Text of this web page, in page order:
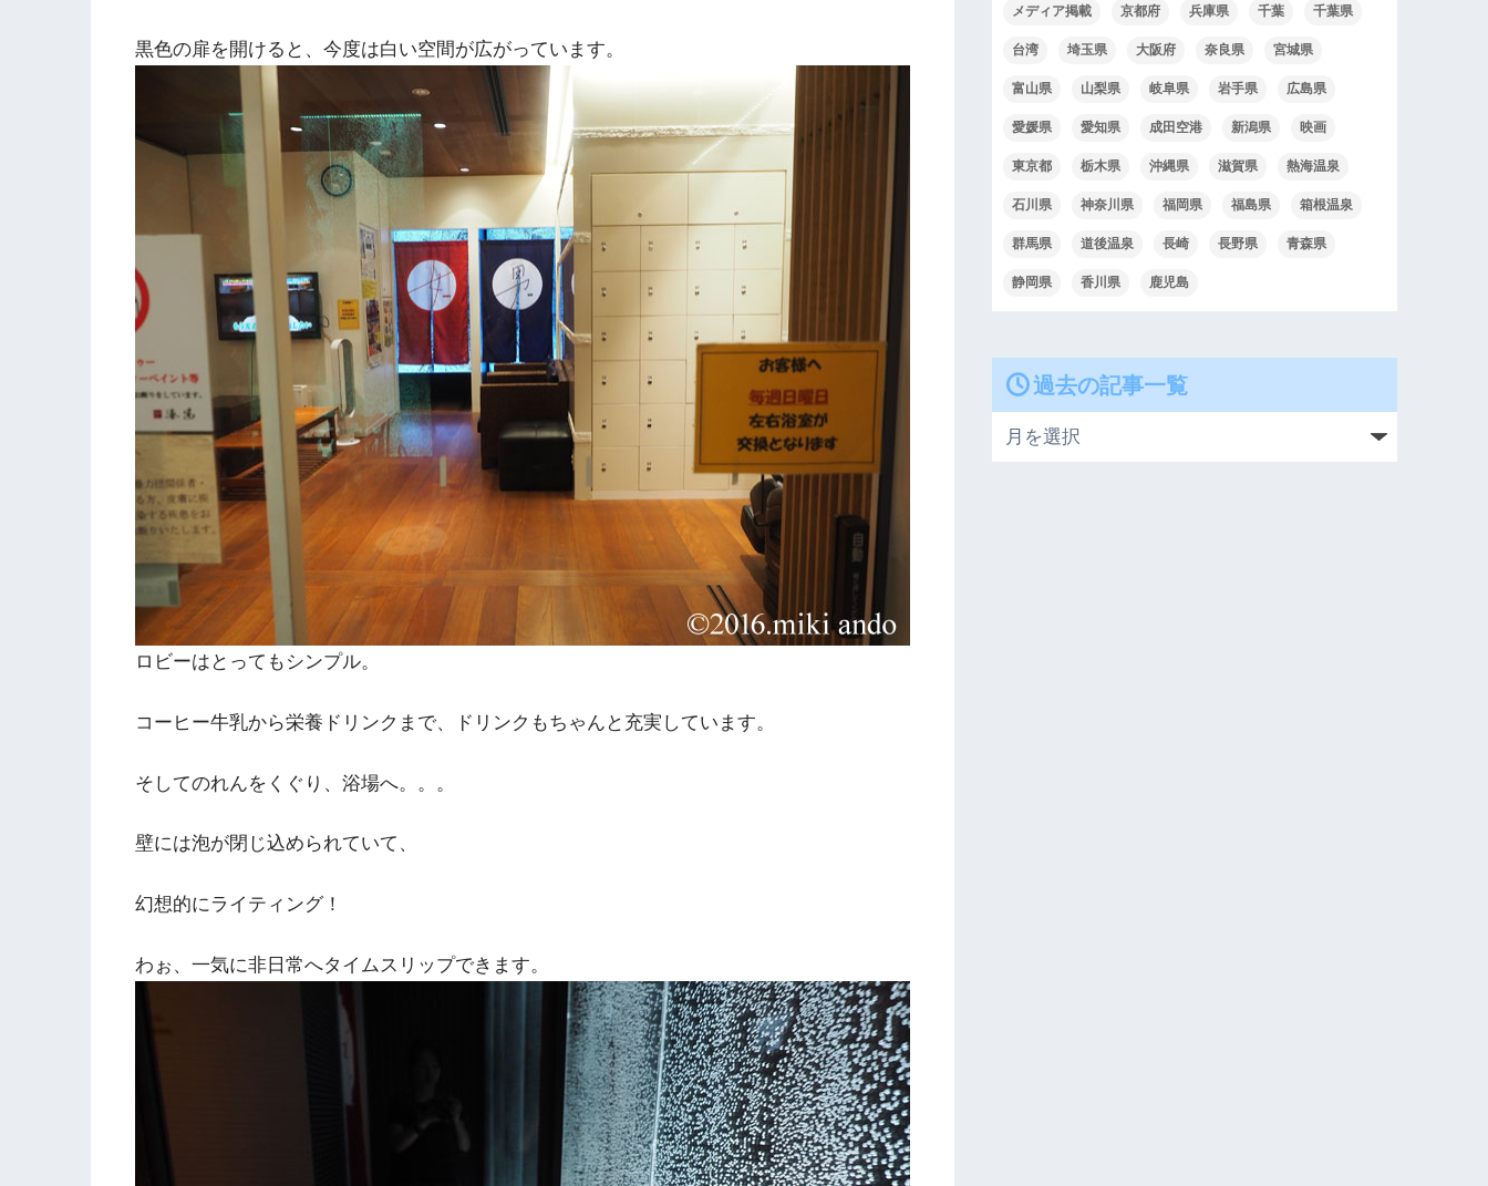
黒色の扉を開けると、今度は白い空間が広がっています。
ロビーはとってもシンプル。
コーヒー牛乳から栄養ドリンクまで、ドリンクもちゃんと充実しています。
そしてのれんをくぐり、浴場へ。。。
壁には泡が閉じ込められていて、
幻想的にライティング！
わぉ、一気に非日常へタイムスリップできます。
メディア掲載 京都府 兵庫県 千葉 千葉県
台湾 埼玉県 大阪府 奈良県 宮城県
富山県 山梨県 岐阜県 岩手県 広島県
愛媛県 愛知県 成田空港 新潟県 映画
東京都 栃木県 沖縄県 滋賀県 熱海温泉
石川県 神奈川県 福岡県 福島県 箱根温泉
群馬県 道後温泉 長崎 長野県 青森県
静岡県 香川県 鹿児島
過去の記事一覧